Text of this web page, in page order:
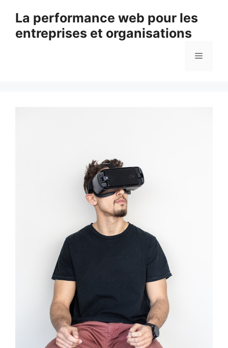
contenu
La performance web pour les
entreprises et organisations
Menu